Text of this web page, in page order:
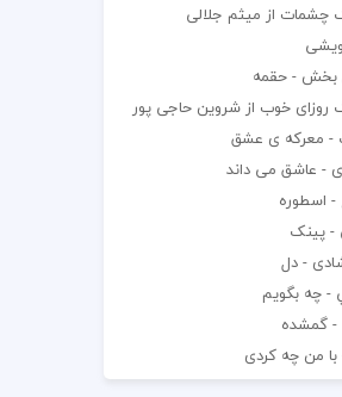
چشمات از میثم جلالی
بخش - حقمه
روزای خوب از شروین حاجی پور
- معرکه ی عشق
- عاشق می داند
- اسطوره
- پینک
- دل
- چه بگويم
- گمشده
با من چه کردی